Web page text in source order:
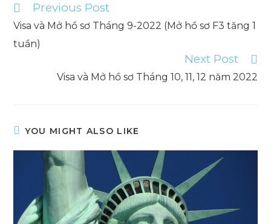
Read
articles
Previous Post
Visa và Mở hồ sơ Tháng 9-2022 (Mở hồ sơ F3 tăng 1
tuần)
Next Post
Visa và Mở hồ sơ Tháng 10, 11, 12 năm 2022
YOU MIGHT ALSO LIKE